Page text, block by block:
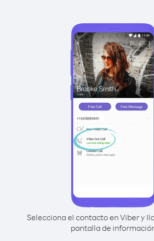
Selecciona el contacto en Viber y
pantalla de